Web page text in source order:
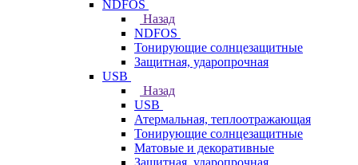
NDFOS
Назад
NDFOS
Тонирующие солнцезащитные
Защитная, ударопрочная
USB
Назад
USB
Атермальная, теплоотражающая
Тонирующие солнцезащитные
Матовые и декоративные
Защитная, ударопрочная